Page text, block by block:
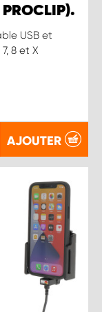
PROCLIP).
USB et
8 et X
AJOUTER